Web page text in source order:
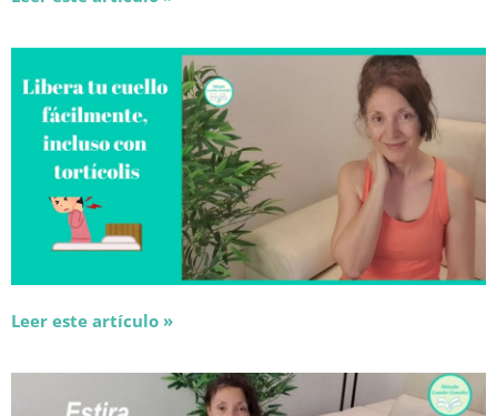
Leer este artículo »